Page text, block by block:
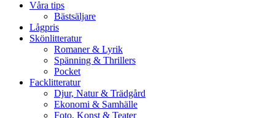
Våra tips
Bästsäljare
Lågpris
Skönlitteratur
Romaner & Lyrik
Spänning & Thrillers
Pocket
Facklitteratur
Djur, Natur & Trädgård
Ekonomi & Samhälle
Foto, Konst & Teater